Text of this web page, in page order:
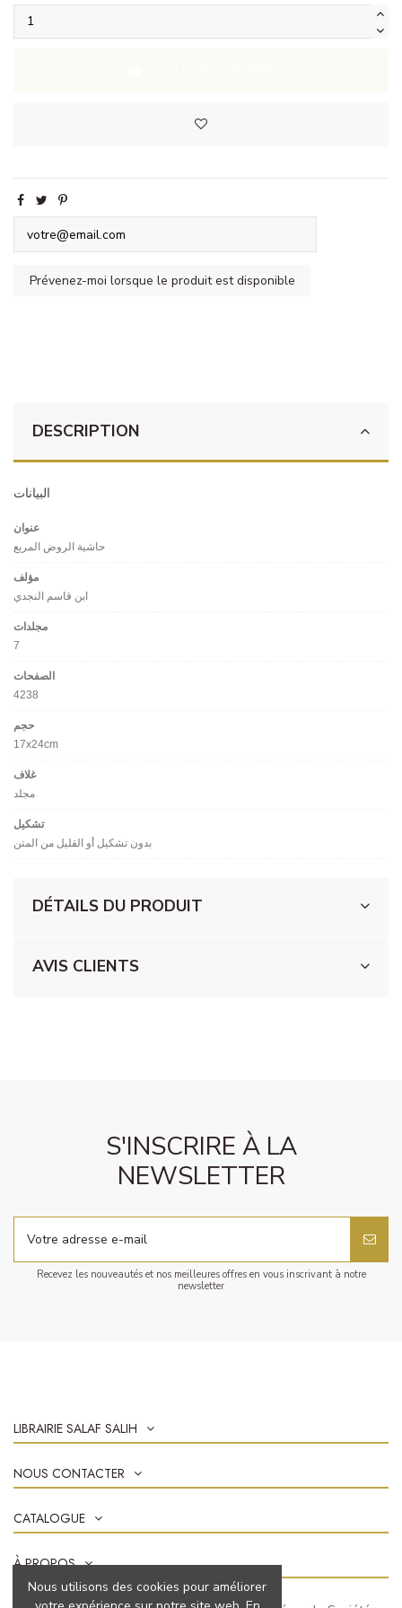
DESCRIPTION
البيانات
عنوان
حاشية الروض المربع
مؤلف
ابن قاسم النجدي
مجلدات
7
الصفحات
4238
حجم
17x24cm
غلاف
مجلد
تشكيل
بدون تشكيل أو القليل من المتن
DÉTAILS DU PRODUIT
AVIS CLIENTS
S'INSCRIRE À LA
NEWSLETTER
Recevez les nouveautés et nos meilleures offres en vous inscrivant à notre
newsletter
LIBRAIRIE SALAF SALIH
NOUS CONTACTER
CATALOGUE
À PROPOS
Nous utilisons des cookies pour améliorer